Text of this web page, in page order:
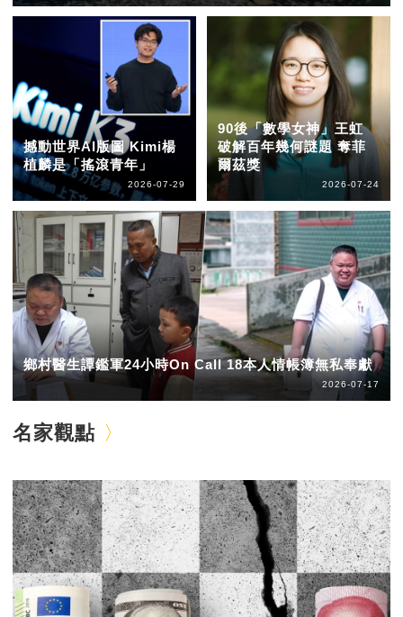
撼動世界AI版圖 Kimi楊
植麟是「搖滾青年」
2026-07-29
90後「數學女神」王虹
破解百年幾何謎題 奪菲
爾茲獎
2026-07-24
鄉村醫生譚鑑軍24小時On Call 18本人情帳簿無私奉獻
2026-07-17
名家觀點